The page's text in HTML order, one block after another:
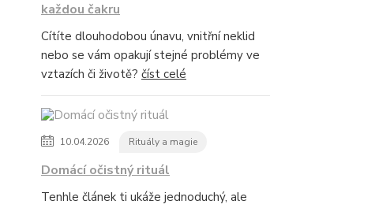
každou čakru
Cítíte dlouhodobou únavu, vnitřní neklid
nebo se vám opakují stejné problémy ve
vztazích či životě? číst celé
10.04.2026 Rituály a magie
Domácí očistný rituál
Tenhle článek ti ukáže jednoduchý, ale